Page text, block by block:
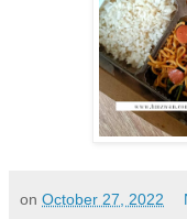
on October 27, 2022